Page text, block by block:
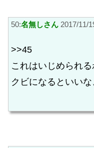
50:名無しさん 2017/11/
>>45
これはいじめられる
クビになるといい